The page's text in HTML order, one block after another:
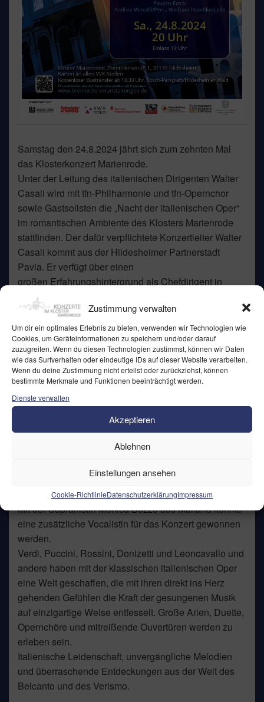
Zustimmung verwalten
Um dir ein optimales Erlebnis zu bieten, verwenden wir Technologien wie
Cookies, um Geräteinformationen zu speichern und/oder darauf
zuzugreifen. Wenn du diesen Technologien zustimmst, können wir Daten
wie das Surfverhalten oder eindeutige IDs auf dieser Website verarbeiten.
Wenn du deine Zustimmung nicht erteilst oder zurückziehst, können
bestimmte Merkmale und Funktionen beeinträchtigt werden.
Dienste verwalten
Akzeptieren
Ablehnen
Einstellungen ansehen
Cookie-RichtlinieDatenschutzerklärungImpressum
Samstag den 24.8.2024 jährt sich zum zehnten Mal
das Klosterkonzert Marienrode.
Unter der Leitung des italienischen Dirigenten Walter
Casali wird mit tfn-Philharmonie und tfn-Opernchor
sowie Gastsolisten die „Nacht der italienischen Oper“
im romantischen Ambiente des Klosters Marienrode
stattfinden. Der dafür verpflichtete Konzertleiter Walter
Casali kommt aus der Hildesheimer Partnerstadt
Pavia. Er verfügt über einen
großen Erfahrungshintergrund als Chefdirigent in
verschiedenen italienischen Orchestern.
Mit der Sopranistin Monica Bozzo aus Mailand konnte
eine zusätzliche Vocalistin für das Konzert gewonnen
werden.
Verdi, Puccini, Rossini, Donizetti und Leoncavallo und
andere haben mit der klassischen italienischen Oper
eine Welt geschaffen, die mit ihren direkt ins Herz
gehenden Gefühlen die Kraft der gesungenen Musik
auf einzigartige Weise entfesselt. Große Arien, Duette,
Opernchöre und mitreißende Ouvertüren werden zu
erleben sein.
Italienische Leidenschaft, unvergängliche Melodien
und überraschende Entdeckungen aus der Welt des
Belcanto und des Verismo.